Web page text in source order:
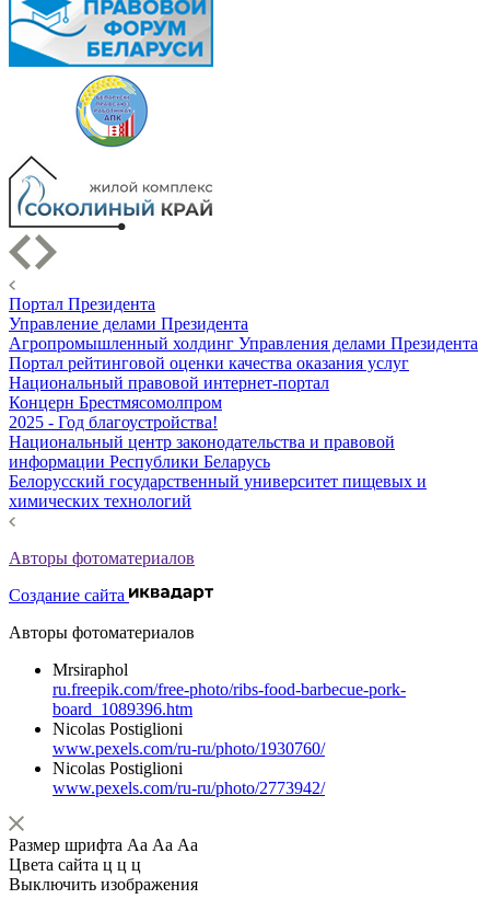
Портал Президента
Управление делами Президента
Агропромышленный холдинг Управления делами Президента
Портал рейтинговой оценки качества оказания услуг
Национальный правовой интернет-портал
Концерн Брестмясомолпром
2025 - Год благоустройства!
Национальный центр законодательства и правовой
информации Республики Беларусь
Белорусский государственный университет пищевых и
химических технологий
Авторы фотоматериалов
Создание сайта
Авторы фотоматериалов
Mrsiraphol
ru.freepik.com/free-photo/ribs-food-barbecue-pork-
board_1089396.htm
Nicolas Postiglioni
www.pexels.com/ru-ru/photo/1930760/
Nicolas Postiglioni
www.pexels.com/ru-ru/photo/2773942/
Размер шрифта Аа Аа Аа
Цвета сайта ц ц ц
Выключить изображения